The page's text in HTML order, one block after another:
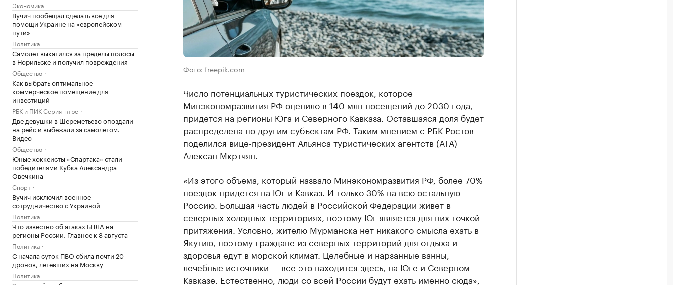
Экономика
Вучич пообещал сделать все для
помощи Украине на «европейском
пути»
Политика
Самолет выкатился за пределы полосы
в Норильске и получил повреждения
Общество
Как выбрать оптимальное
коммерческое помещение для
инвестиций
РБК и ПИК Серия плюс
Две девушки в Шереметьево опоздали
на рейс и выбежали за самолетом.
Видео
Общество
Юные хоккеисты «Спартака» стали
победителями Кубка Александра
Овечкина
Спорт
Вучич исключил военное
сотрудничество с Украиной
Политика
Что известно об атаках БПЛА на
регионы России. Главное к 8 августа
Политика
С начала суток ПВО сбила почти 20
дронов, летевших на Москву
Политика
Фото: freepik.com
Число потенциальных туристических поездок, которое
Минэкономразвития РФ оценило в 140 млн посещений до 2030 года,
придется на регионы Юга и Северного Кавказа. Оставшаяся доля будет
распределена по другим субъектам РФ. Таким мнением с РБК Ростов
поделился вице-президент Альянса туристических агентств (АТА)
Алексан Мкртчян.
«Из этого объема, который назвало Минэкономразвития РФ, более 70%
поездок придется на Юг и Кавказ. И только 30% на всю остальную
Россию. Большая часть людей в Российской Федерации живет в
северных холодных территориях, поэтому Юг является для них точкой
притяжения. Условно, жителю Мурманска нет никакого смысла ехать в
Якутию, поэтому граждане из северных территорий для отдыха и
здоровья едут в морской климат. Целебные и нарзанные ванны,
лечебные источники — все это находится здесь, на Юге и Северном
Кавказе. Естественно, люди со всей России будут ехать именно сюда»,